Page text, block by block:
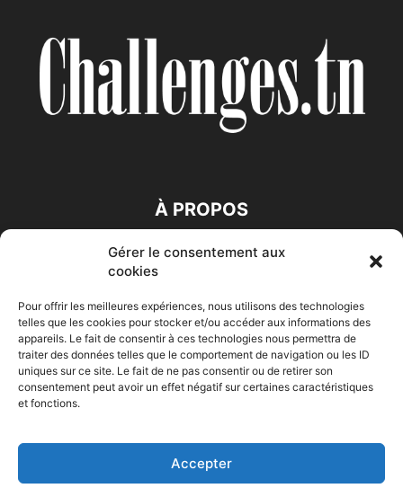
Gérer le consentement aux
cookies
Pour offrir les meilleures expériences, nous utilisons des technologies
telles que les cookies pour stocker et/ou accéder aux informations des
appareils. Le fait de consentir à ces technologies nous permettra de
traiter des données telles que le comportement de navigation ou les ID
uniques sur ce site. Le fait de ne pas consentir ou de retirer son
consentement peut avoir un effet négatif sur certaines caractéristiques
et fonctions.
Accepter
À PROPOS
SUIVEZ NOUS
Accueil Economie Entreprises Entrepreneur Afrique
HIGH-TECH Auto-Moto